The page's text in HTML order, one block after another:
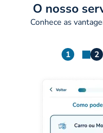
O nosso
Conhece as
1 2